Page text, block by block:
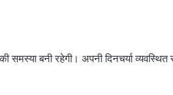
बनी रहेगी। अपनी दिनचर्या